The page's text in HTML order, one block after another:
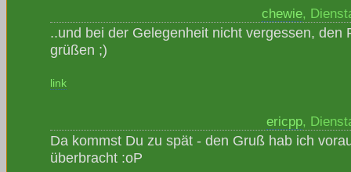
chewie,
..und bei der Gelegenheit nicht vergessen, den
grüßen ;)
link
ericpp,
Da kommst Du zu spät - den Gruß hab ich
überbracht :oP